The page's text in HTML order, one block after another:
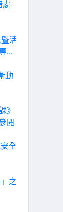
處
活
...
動
》
閱
全
之